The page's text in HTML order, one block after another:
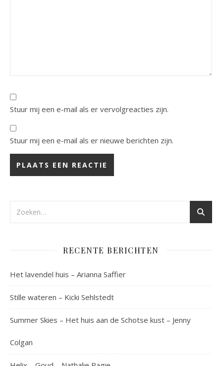
Stuur mij een e-mail als er vervolgreacties zijn.
Stuur mij een e-mail als er nieuwe berichten zijn.
RECENTE BERICHTEN
Het lavendel huis – Arianna Saffier
Stille wateren – Kicki Sehlstedt
Summer Skies – Het huis aan de Schotse kust – Jenny
Colgan